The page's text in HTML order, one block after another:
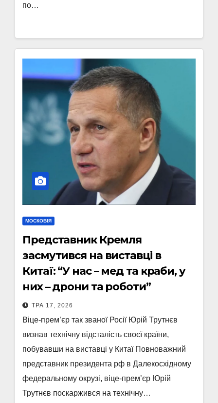
по…
МОСКОВІЯ
Представник Кремля
засмутився на виставці в
Китаї: “У нас – мед та краби, у
них – дрони та роботи”
ТРА 17, 2026
Віце-прем’єр так званої Росії Юрій Трутнєв
визнав технічну відсталість своєї країни,
побувавши на виставці у Китаї Повноважний
представник президента рф в Далекосхідному
федеральному окрузі, віце-прем’єр Юрій
Трутнєв поскаржився на технічну…